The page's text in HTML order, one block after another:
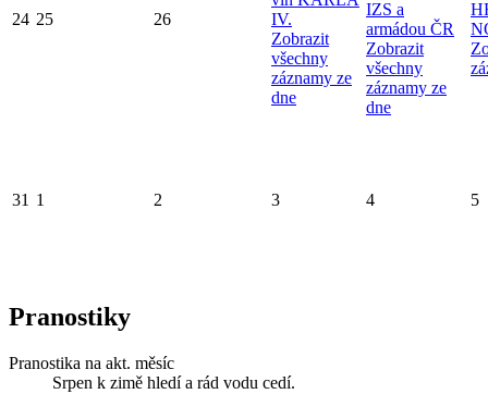
24 25 26
IV.
Zobrazit
všechny
záznamy ze
dne
IZS a
armádou ČR
Zobrazit
všechny
záznamy ze
dne
31 1 2 3 4 5
Pranostiky
Pranostika na akt. měsíc
Srpen k zimě hledí a rád vodu cedí.